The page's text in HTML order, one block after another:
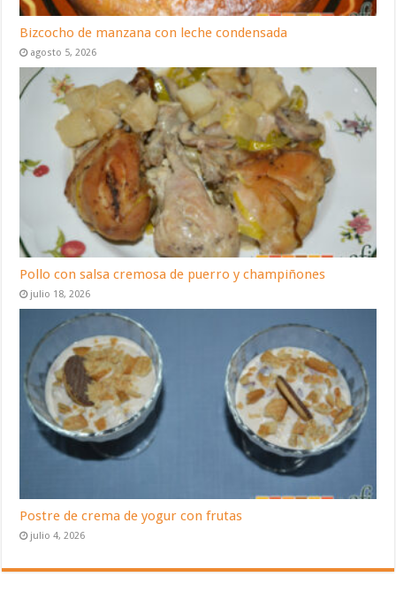
Bizcocho de manzana con leche condensada
agosto 5, 2026
Pollo con salsa cremosa de puerro y champiñones
julio 18, 2026
Postre de crema de yogur con frutas
julio 4, 2026